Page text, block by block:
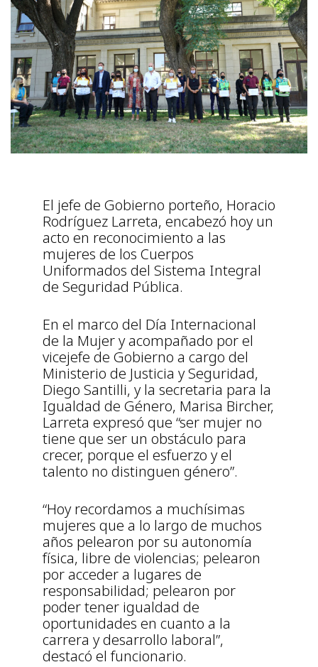
El jefe de Gobierno porteño, Horacio
Rodríguez Larreta, encabezó hoy un
acto en reconocimiento a las
mujeres de los Cuerpos
Uniformados del Sistema Integral
de Seguridad Pública.
En el marco del Día Internacional
de la Mujer y acompañado por el
vicejefe de Gobierno a cargo del
Ministerio de Justicia y Seguridad,
Diego Santilli, y la secretaria para la
Igualdad de Género, Marisa Bircher,
Larreta expresó que “ser mujer no
tiene que ser un obstáculo para
crecer, porque el esfuerzo y el
talento no distinguen género”.
“Hoy recordamos a muchísimas
mujeres que a lo largo de muchos
años pelearon por su autonomía
física, libre de violencias; pelearon
por acceder a lugares de
responsabilidad; pelearon por
poder tener igualdad de
oportunidades en cuanto a la
carrera y desarrollo laboral”,
destacó el funcionario.